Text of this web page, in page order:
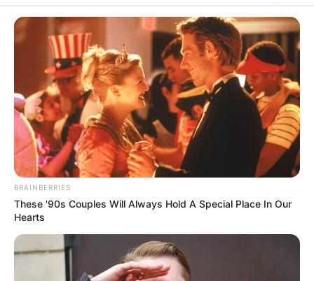
Πανικός από καπνούς σε δρόμο της Χαλκίδας
Γέμισε από καπνούς η περιοχή και μέσα σε
λίγα δευτερόλεπτα η ανησυχία έγινε
πανικός – Δείτε το παρακάτω βίντεο
BRAINBERRIES
These '90s Couples Will Always Hold A Special Place In Our
Hearts